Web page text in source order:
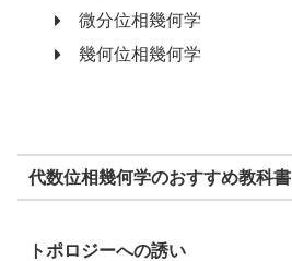
微分位相幾何学
幾何位相幾何学
代数位相幾何学のおすすめ教科書
トポロジーへの誘い